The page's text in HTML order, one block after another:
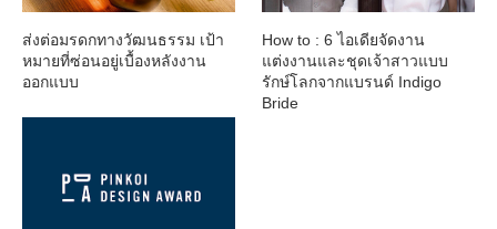
ส่งต่อมรดกทางวัฒนธรรม เป้า
หมายที่ซ่อนอยู่เบื้องหลังงาน
ออกแบบ
How to : 6 ไอเดียจัดงาน
แต่งงานและชุดเจ้าสาวแบบ
รักษ์โลกจากแบรนด์ Indigo
Bride